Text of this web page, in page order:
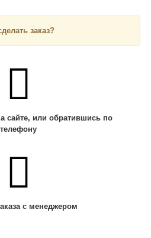
заказ?
сайте, или обратившись по
телефону
с менеджером